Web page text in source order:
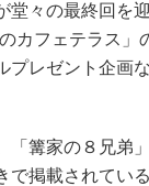
々の最終回を
カフェテラス」
プレゼント企画
篝家の８兄弟
掲載されている